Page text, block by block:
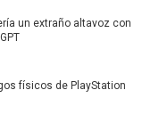
un extraño altavoz con
físicos de PlayStation